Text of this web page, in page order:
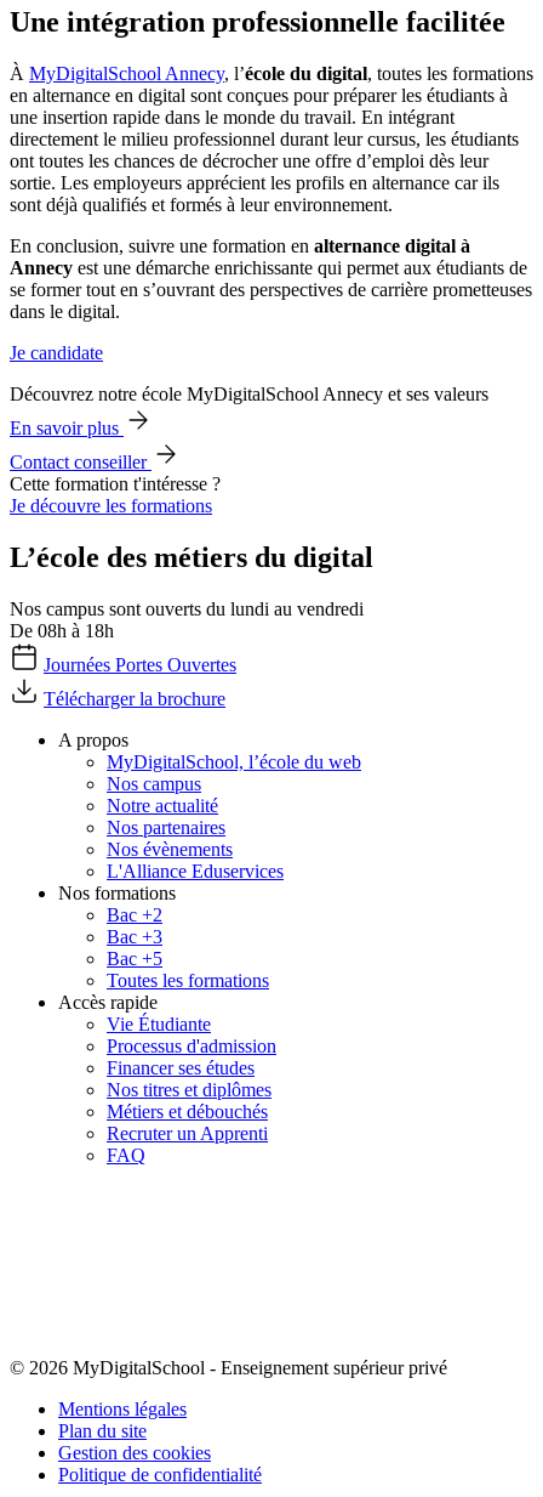
Une intégration professionnelle facilitée
À MyDigitalSchool Annecy, l’école du digital, toutes les formations
en alternance en digital sont conçues pour préparer les étudiants à
une insertion rapide dans le monde du travail. En intégrant
directement le milieu professionnel durant leur cursus, les étudiants
ont toutes les chances de décrocher une offre d’emploi dès leur
sortie. Les employeurs apprécient les profils en alternance car ils
sont déjà qualifiés et formés à leur environnement.
En conclusion, suivre une formation en alternance digital à
Annecy est une démarche enrichissante qui permet aux étudiants de
se former tout en s’ouvrant des perspectives de carrière prometteuses
dans le digital.
Je candidate
Découvrez notre école MyDigitalSchool Annecy et ses valeurs
En savoir plus
Contact conseiller
Cette formation t'intéresse ?
Je découvre les formations
L’école des métiers du digital
Nos campus sont ouverts du lundi au vendredi
De 08h à 18h
Journées Portes Ouvertes
Télécharger la brochure
A propos
MyDigitalSchool, l’école du web
Nos campus
Notre actualité
Nos partenaires
Nos évènements
L'Alliance Eduservices
Nos formations
Bac +2
Bac +3
Bac +5
Toutes les formations
Accès rapide
Vie Étudiante
Processus d'admission
Financer ses études
Nos titres et diplômes
Métiers et débouchés
Recruter un Apprenti
FAQ
© 2026 MyDigitalSchool - Enseignement supérieur privé
Mentions légales
Plan du site
Gestion des cookies
Politique de confidentialité